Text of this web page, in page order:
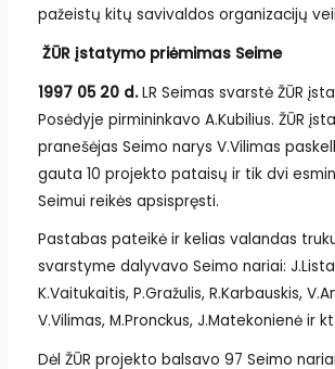
pažeistų kitų savivaldos organizacijų
ŽŪR įstatymo priėmimas Seime
1997 05 20 d.LR Seimas svarstė ŽŪR
Posėdyje pirmininkavo A.Kubilius. ŽŪR
pranešėjas Seimo narys V.Vilimas
gauta 10 projekto pataisų ir tik dvi
Seimui reikės apsispręsti.
Pastabas pateikė ir kelias valandas
svarstyme dalyvavo Seimo nariai:
K.Vaitukaitis, P.Gražulis, R.Karbauskis,
V.Vilimas, M.Pronckus, J.Matekonienė ir kt.
Dėl ŽŪR projekto balsavo 97 Seimo